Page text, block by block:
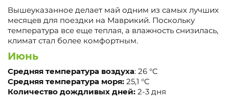
Вышеуказанное делает май одним из самых лучших
месяцев для поездки на Маврикий. Поскольку
температура все еще теплая, а влажность снизилась,
климат стал более комфортным.
Июнь
Средняя температура воздуха: 26 °C
Средняя температура моря: 25,1 °C
Количество дождливых дней: 2-3 дня